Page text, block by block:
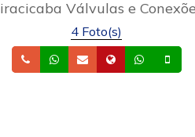
Válvulas e
4 Foto(s)
TelefoneWhatsapp
Email Site